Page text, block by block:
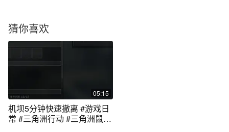
猜你喜欢
05:15
机坝5分钟快速撤离 #游戏日
常 #三角洲行动 #三角洲鼠鼠